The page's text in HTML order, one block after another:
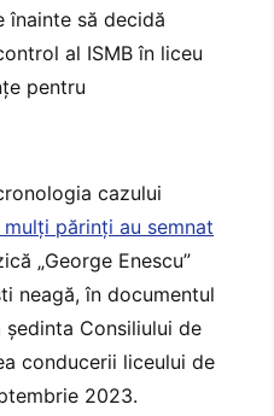
înainte să decidă
al ISMB în liceu
pentru
cazului
părinți au semnat
„George Enescu”
neagă, în documentul
Consiliului de
conducerii liceului de
2023.